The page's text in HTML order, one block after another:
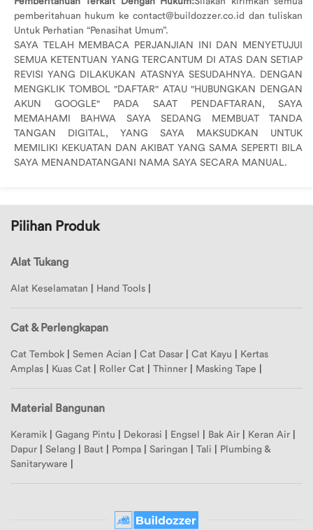
pemberitahuan hukum ke contact@buildozzer.co.id dan tuliskan
Untuk Perhatian “Penasihat Umum”.
SAYA TELAH MEMBACA PERJANJIAN INI DAN MENYETUJUI
SEMUA KETENTUAN YANG TERCANTUM DI ATAS DAN SETIAP
REVISI YANG DILAKUKAN ATASNYA SESUDAHNYA. DENGAN
MENGKLIK TOMBOL "DAFTAR" ATAU "HUBUNGKAN DENGAN
AKUN GOOGLE" PADA SAAT PENDAFTARAN, SAYA
MEMAHAMI BAHWA SAYA SEDANG MEMBUAT TANDA
TANGAN DIGITAL, YANG SAYA MAKSUDKAN UNTUK
MEMILIKI KEKUATAN DAN AKIBAT YANG SAMA SEPERTI BILA
SAYA MENANDATANGANI NAMA SAYA SECARA MANUAL.
Pilihan Produk
Alat Tukang
Alat Keselamatan Hand Tools
Cat & Perlengkapan
Cat Tembok Semen Acian Cat Dasar Cat Kayu
Kertas
Amplas
Kuas Cat Roller Cat Thinner Masking Tape
Material Bangunan
Keramik Gagang Pintu Dekorasi Engsel Bak Air Keran Air
Dapur
Selang Baut Pompa Saringan Tali
Plumbing &
Sanitaryware